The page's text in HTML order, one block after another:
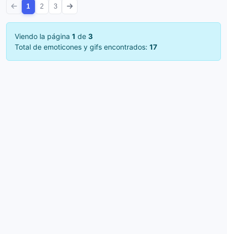
1 2 3
Viendo la página 1 de 3
Total de emoticones y gifs encontrados: 17